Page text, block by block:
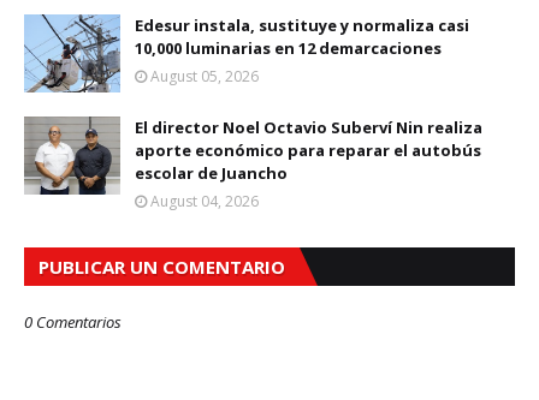
Edesur instala, sustituye y normaliza casi
10,000 luminarias en 12 demarcaciones
August 05, 2026
El director Noel Octavio Suberví Nin realiza
aporte económico para reparar el autobús
escolar de Juancho
August 04, 2026
PUBLICAR UN COMENTARIO
0 Comentarios